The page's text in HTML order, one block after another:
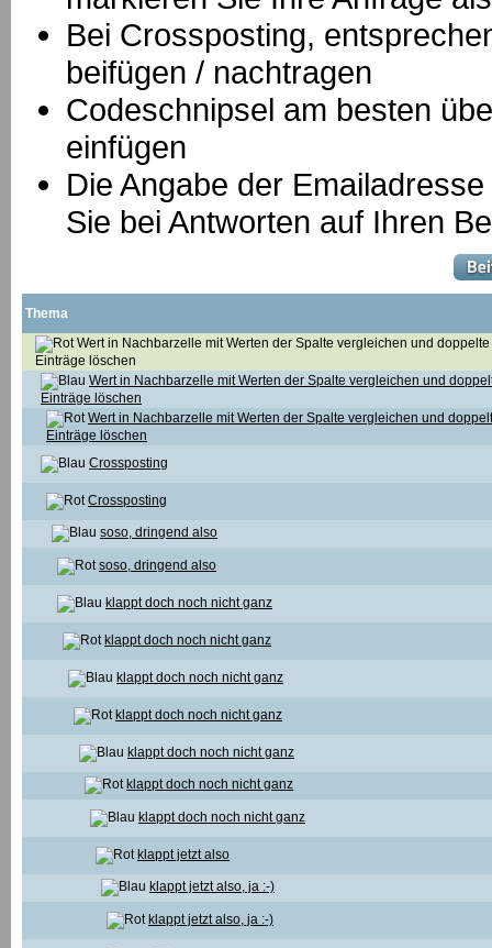
Bei Crossposting,
beifügen / nachtragen
Codeschnipsel am besten
einfügen
Die Angabe der
Sie bei Antworten auf Ihren
Thema
Wert in Nachbarzelle mit Werten der Spalte vergleichen und doppelte
Einträge löschen
Wert in Nachbarzelle mit Werten der Spalte vergleichen und
Einträge löschen
Wert in Nachbarzelle mit Werten der Spalte vergleichen und
Einträge löschen
Crossposting
Crossposting
soso, dringend also
soso, dringend also
klappt doch noch nicht ganz
klappt doch noch nicht ganz
klappt doch noch nicht ganz
klappt doch noch nicht ganz
klappt doch noch nicht ganz
klappt doch noch nicht ganz
klappt doch noch nicht ganz
klappt jetzt also
klappt jetzt also, ja :-)
klappt jetzt also, ja :-)